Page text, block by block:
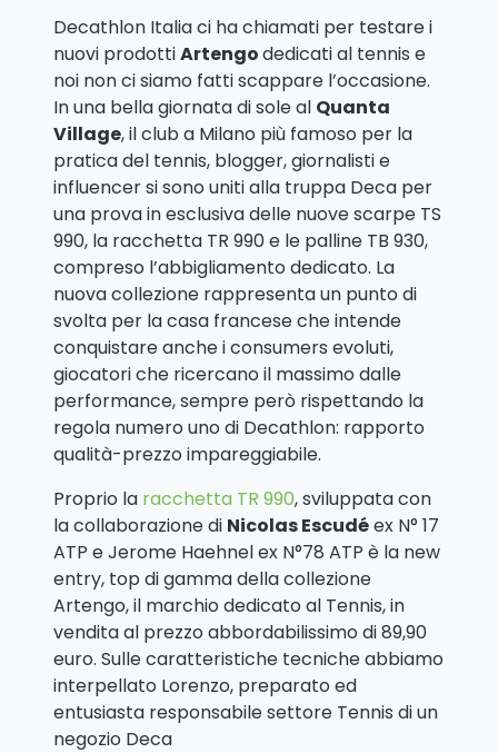
Decathlon Italia ci ha chiamati per testare i
nuovi prodottiArtengodedicati al tennis e
noi non ci siamo fatti scappare l’occasione.
In una bella giornata di sole al Quanta
Village, il club a Milano più famoso per la
pratica del tennis, blogger, giornalisti e
influencer si sono uniti alla truppa Deca per
una prova in esclusiva delle nuove scarpe TS
990, la racchetta TR 990 e le palline TB 930,
compreso l’abbigliamento dedicato. La
nuova collezione rappresenta un punto di
svolta per la casa francese che intende
conquistare anche i consumers evoluti,
giocatori che ricercano il massimo dalle
performance, sempre però rispettando la
regola numero uno di Decathlon: rapporto
qualità-prezzo impareggiabile.
Proprio la racchetta TR 990, sviluppata con
la collaborazione di Nicolas Escudéex N° 17
ATP e Jerome Haehnel ex N°78 ATP è la new
entry, top di gamma della collezione
Artengo, il marchio dedicato al Tennis, in
vendita al prezzo abbordabilissimo di 89,90
euro. Sulle caratteristiche tecniche abbiamo
interpellato Lorenzo, preparato ed
entusiasta responsabile settore Tennis di un
negozio Deca